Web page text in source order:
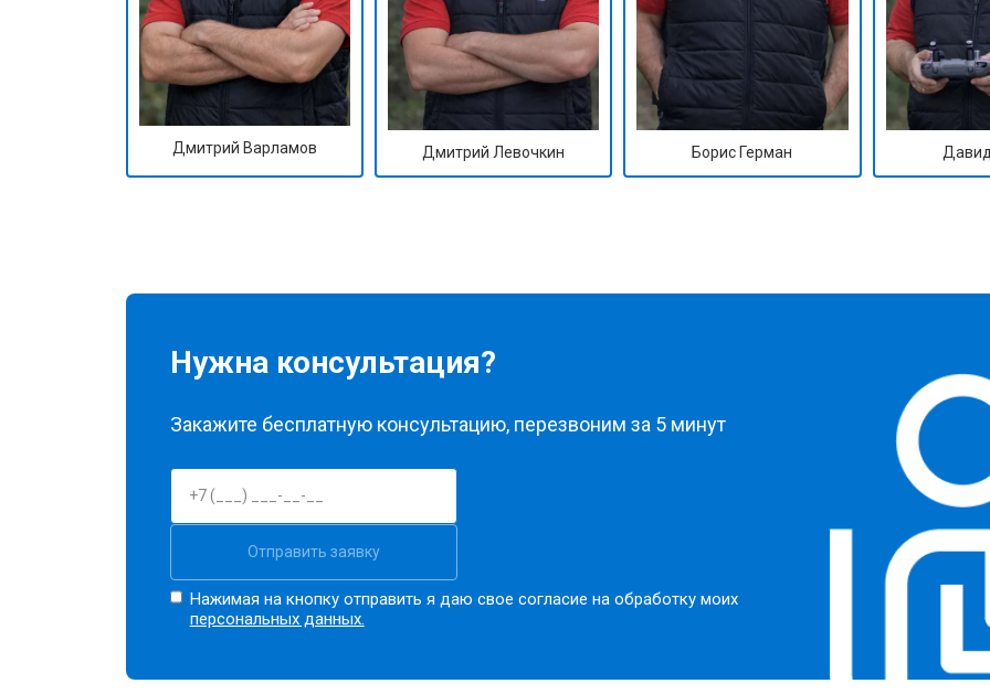
Дмитрий Варламов Дмитрий Левочкин Борис Герман
Нужна консультация?
Закажите бесплатную консультацию, перезвоним за 5 минут
Отправить заявку
Нажимая на кнопку отправить я даю свое согласие на обработку моих
персональных данных.